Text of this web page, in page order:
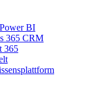
BI
365 CRM
365